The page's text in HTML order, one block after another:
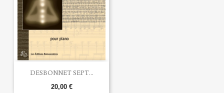
DESBONNET SEPT...
20,00 €